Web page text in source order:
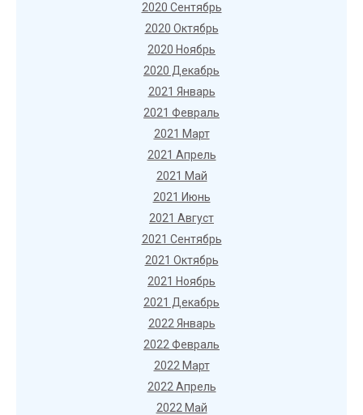
2020 Сентябрь
2020 Октябрь
2020 Ноябрь
2020 Декабрь
2021 Январь
2021 Февраль
2021 Март
2021 Апрель
2021 Май
2021 Июнь
2021 Август
2021 Сентябрь
2021 Октябрь
2021 Ноябрь
2021 Декабрь
2022 Январь
2022 Февраль
2022 Март
2022 Апрель
2022 Май